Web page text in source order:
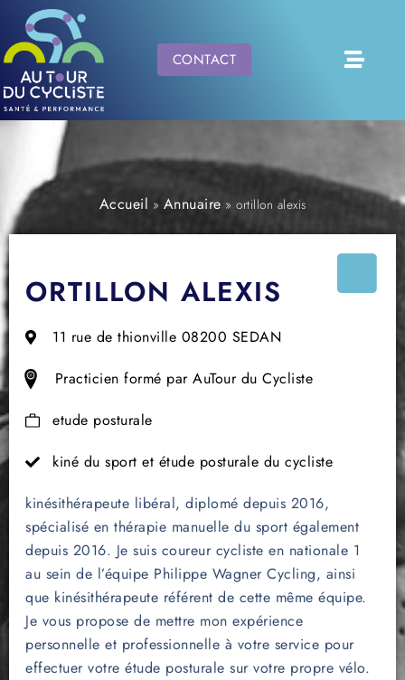
CONTACT
Accueil » Annuaire » ortillon alexis
ORTILLON ALEXIS
11 rue de thionville 08200 SEDAN
Practicien formé par AuTour du Cycliste
etude posturale
kiné du sport et étude posturale du cycliste
kinésithérapeute libéral, diplomé depuis 2016,
spécialisé en thérapie manuelle du sport également
depuis 2016. Je suis coureur cycliste en nationale 1
au sein de l’équipe Philippe Wagner Cycling, ainsi
que kinésithérapeute référent de cette même équipe.
Je vous propose de mettre mon expérience
personnelle et professionnelle à votre service pour
effectuer votre étude posturale sur votre propre vélo.